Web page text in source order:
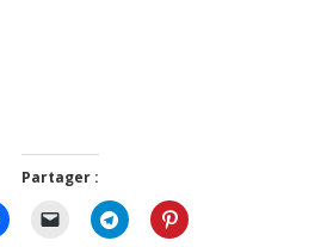
Partager :